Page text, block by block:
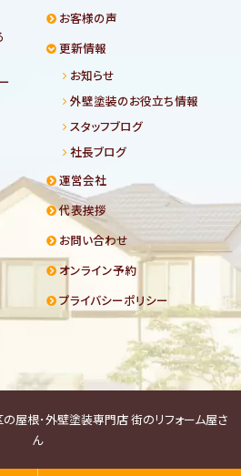
お客様の声
更新情報
お知らせ
外壁塗装のお役立ち情報
スタッフブログ
社長ブログ
運営会社
代表挨拶
お問い合わせ
オンライン予約
プライバシーポリシー
屋根･外壁塗装専門店 街のリフォーム屋さ
ん